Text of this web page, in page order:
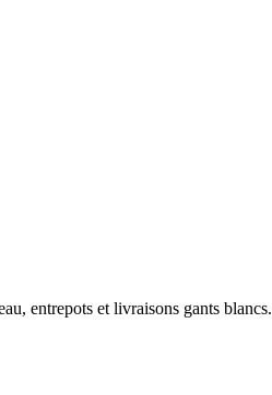
entrepots et livraisons gants blancs.